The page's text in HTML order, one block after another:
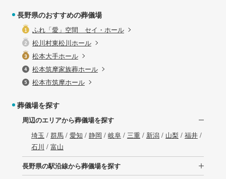
長野県のおすすめの葬儀場
ふれ「愛」空間 セイ・ホール
松川村東松川ホール
松本大手ホール
松本筑摩家族葬ホール
松本市筑摩ホール
葬儀場を探す
周辺のエリアから葬儀場を探す
埼玉 / 群馬/ 愛知 / 静岡 / 岐阜/ 三重/ 新潟/ 山梨 / 福井/
石川 / 富山
長野県の駅沿線から葬儀場を探す